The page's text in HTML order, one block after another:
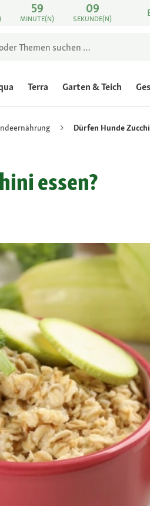
59
MINUTE(N)
09
SEKUNDE(N)
Terra Garten & Teich
Dürfen Hunde
essen?